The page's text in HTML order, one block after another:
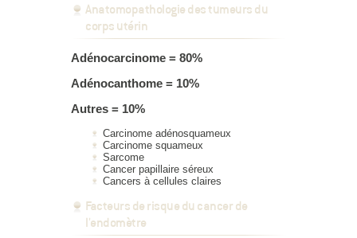
Anatomopathologie des tumeurs du
corps utérin
Adénocarcinome = 80%
Adénocanthome = 10%
Autres = 10%
Carcinome adénosquameux
Carcinome squameux
Sarcome
Cancer papillaire séreux
Cancers à cellules claires
Facteurs de risque du cancer de
l'endomètre